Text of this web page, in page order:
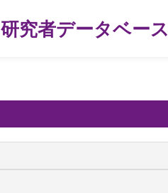
研究者データベース